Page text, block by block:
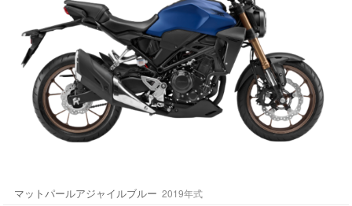
マットパールアジャイルブルー 2019年式